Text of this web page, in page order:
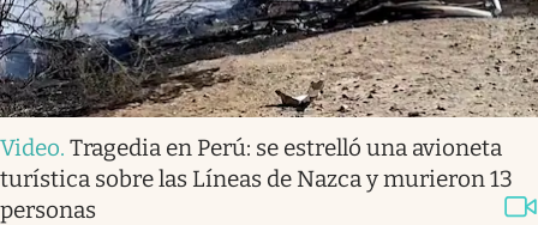
Video. Tragedia en Perú: se estrelló una avioneta
turística sobre las Líneas de Nazca y murieron 13
personas